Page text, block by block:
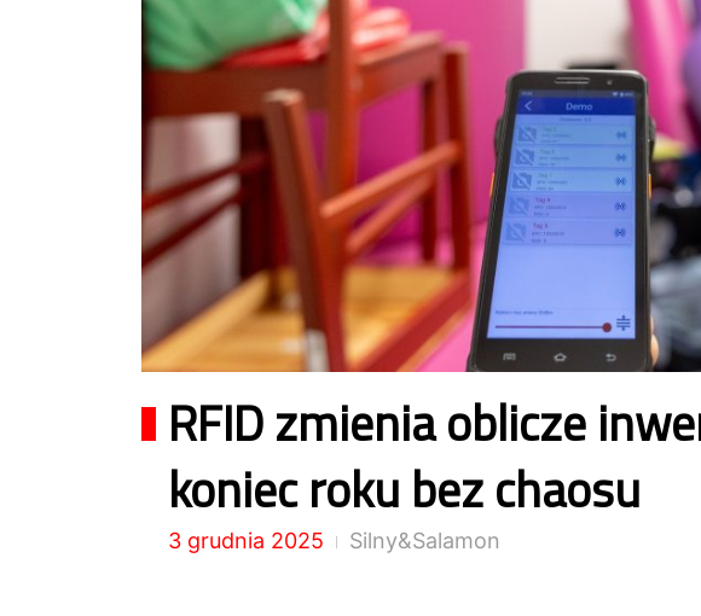
RFID zmienia oblicze
koniec roku bez chaosu
3 grudnia 2025 Silny&Salamon